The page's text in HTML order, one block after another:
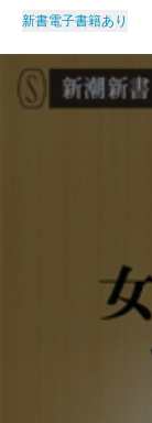
新書電子書籍あり